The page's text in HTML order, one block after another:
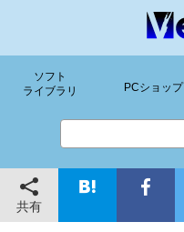
ソフト
ライブラリ
PCショップ
共有